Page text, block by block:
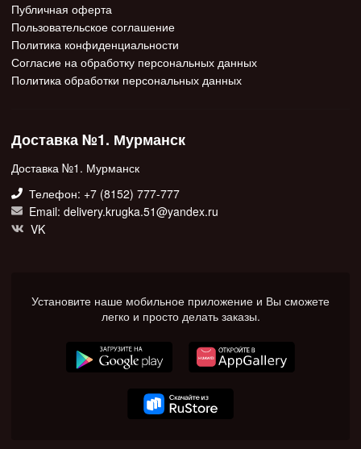
Публичная оферта
Пользовательское соглашение
Политика конфиденциальности
Согласие на обработку персональных данных
Политика обработки персональных данных
Доставка №1. Мурманск
Доставка №1. Мурманск
Телефон: +7 (8152) 777-777
Email: delivery.krugka.51@yandex.ru
VK
Установите наше мобильное приложение и Вы сможете
легко и просто делать заказы.